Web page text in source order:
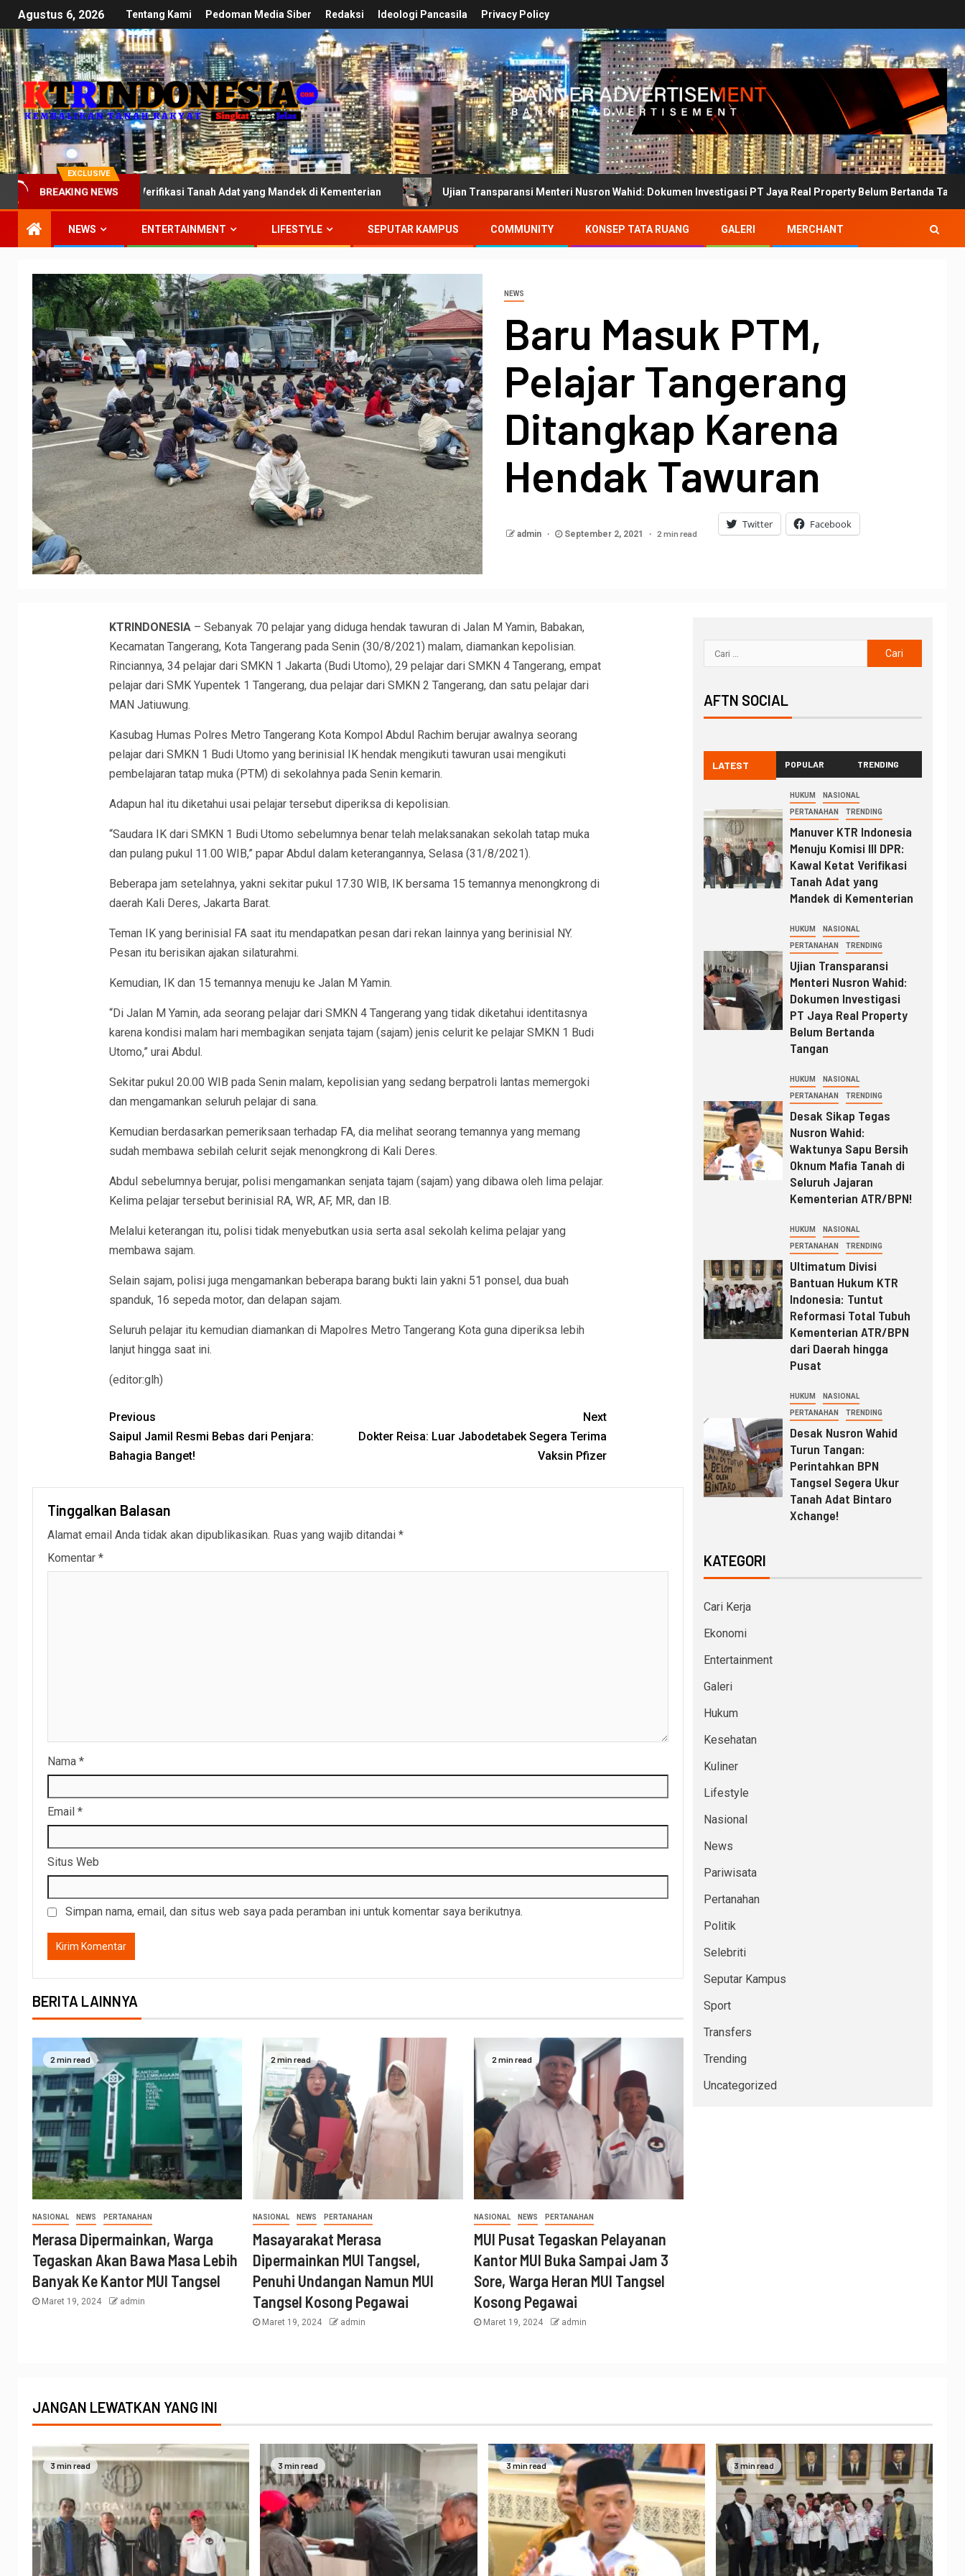
Agustus 6, 2026 Tentang Kami Pedoman Media Siber Redaksi Ideologi Pancasila Privacy Policy
EXCLUSIVE
BREAKING NEWS
Kawal Ketat Verifikasi Tanah Adat yang Mandek di Kementerian Ujian Transparansi Menteri Nusron Wahid: Dokumen Investigasi PT Jaya Real Property Belum Bertanda Tangan
NEWS ENTERTAINMENT LIFESTYLE SEPUTAR KAMPUS COMMUNITY KONSEP TATA RUANG GALERI MERCHANT
NEWS
Baru Masuk PTM,
Pelajar Tangerang
Ditangkap Karena
Hendak Tawuran
admin September 2, 2021 2 min read
Twitter Facebook
KTRINDONESIA– Sebanyak 70 pelajar yang diduga hendak tawuran di Jalan M Yamin, Babakan,
Kecamatan Tangerang, Kota Tangerang pada Senin (30/8/2021) malam, diamankan kepolisian.
Rinciannya, 34 pelajar dari SMKN 1 Jakarta (Budi Utomo), 29 pelajar dari SMKN 4 Tangerang, empat
pelajar dari SMK Yupentek 1 Tangerang, dua pelajar dari SMKN 2 Tangerang, dan satu pelajar dari
MAN Jatiuwung.
Kasubag Humas Polres Metro Tangerang Kota Kompol Abdul Rachim berujar awalnya seorang
pelajar dari SMKN 1 Budi Utomo yang berinisial IK hendak mengikuti tawuran usai mengikuti
pembelajaran tatap muka (PTM) di sekolahnya pada Senin kemarin.
Adapun hal itu diketahui usai pelajar tersebut diperiksa di kepolisian.
“Saudara IK dari SMKN 1 Budi Utomo sebelumnya benar telah melaksanakan sekolah tatap muka
dan pulang pukul 11.00 WIB,” papar Abdul dalam keterangannya, Selasa (31/8/2021).
Beberapa jam setelahnya, yakni sekitar pukul 17.30 WIB, IK bersama 15 temannya menongkrong di
daerah Kali Deres, Jakarta Barat.
Teman IK yang berinisial FA saat itu mendapatkan pesan dari rekan lainnya yang berinisial NY.
Pesan itu berisikan ajakan silaturahmi.
Kemudian, IK dan 15 temannya menuju ke Jalan M Yamin.
“Di Jalan M Yamin, ada seorang pelajar dari SMKN 4 Tangerang yang tidak diketahui identitasnya
karena kondisi malam hari membagikan senjata tajam (sajam) jenis celurit ke pelajar SMKN 1 Budi
Utomo,” urai Abdul.
Sekitar pukul 20.00 WIB pada Senin malam, kepolisian yang sedang berpatroli lantas memergoki
dan mengamankan seluruh pelajar di sana.
Kemudian berdasarkan pemeriksaan terhadap FA, dia melihat seorang temannya yang memang
sudah membawa sebilah celurit sejak menongkrong di Kali Deres.
Abdul sebelumnya berujar, polisi mengamankan senjata tajam (sajam) yang dibawa oleh lima pelajar.
Kelima pelajar tersebut berinisial RA, WR, AF, MR, dan IB.
Melalui keterangan itu, polisi tidak menyebutkan usia serta asal sekolah kelima pelajar yang
membawa sajam.
Selain sajam, polisi juga mengamankan beberapa barang bukti lain yakni 51 ponsel, dua buah
spanduk, 16 sepeda motor, dan delapan sajam.
Seluruh pelajar itu kemudian diamankan di Mapolres Metro Tangerang Kota guna diperiksa lebih
lanjut hingga saat ini.
(editor:glh)
Previous
Saipul Jamil Resmi Bebas dari Penjara:
Bahagia Banget!
Next
Dokter Reisa: Luar Jabodetabek Segera Terima
Vaksin Pfizer
Tinggalkan Balasan
Alamat email Anda tidak akan dipublikasikan. Ruas yang wajib ditandai *
Komentar *
Nama *
Email *
Situs Web
Simpan nama, email, dan situs web saya pada peramban ini untuk komentar saya berikutnya.
BERITA LAINNYA
2 min read
NASIONAL NEWS PERTANAHAN
Merasa Dipermainkan, Warga
Tegaskan Akan Bawa Masa Lebih
Banyak Ke Kantor MUI Tangsel
Maret 19, 2024 admin
2 min read
NASIONAL NEWS PERTANAHAN
Masayarakat Merasa
Dipermainkan MUI Tangsel,
Penuhi Undangan Namun MUI
Tangsel Kosong Pegawai
Maret 19, 2024 admin
2 min read
NASIONAL NEWS PERTANAHAN
MUI Pusat Tegaskan Pelayanan
Kantor MUI Buka Sampai Jam 3
Sore, Warga Heran MUI Tangsel
Kosong Pegawai
Maret 19, 2024 admin
AFTN SOCIAL
LATEST POPULAR TRENDING
HUKUM NASIONAL
PERTANAHAN TRENDING
Manuver KTR Indonesia
Menuju Komisi III DPR:
Kawal Ketat Verifikasi
Tanah Adat yang
Mandek di Kementerian
HUKUM NASIONAL
PERTANAHAN TRENDING
Ujian Transparansi
Menteri Nusron Wahid:
Dokumen Investigasi
PT Jaya Real Property
Belum Bertanda
Tangan
HUKUM NASIONAL
PERTANAHAN TRENDING
Desak Sikap Tegas
Nusron Wahid:
Waktunya Sapu Bersih
Oknum Mafia Tanah di
Seluruh Jajaran
Kementerian ATR/BPN!
HUKUM NASIONAL
PERTANAHAN TRENDING
Ultimatum Divisi
Bantuan Hukum KTR
Indonesia: Tuntut
Reformasi Total Tubuh
Kementerian ATR/BPN
dari Daerah hingga
Pusat
HUKUM NASIONAL
PERTANAHAN TRENDING
Desak Nusron Wahid
Turun Tangan:
Perintahkan BPN
Tangsel Segera Ukur
Tanah Adat Bintaro
Xchange!
KATEGORI
Cari Kerja
Ekonomi
Entertainment
Galeri
Hukum
Kesehatan
Kuliner
Lifestyle
Nasional
News
Pariwisata
Pertanahan
Politik
Selebriti
Seputar Kampus
Sport
Transfers
Trending
Uncategorized
JANGAN LEWATKAN YANG INI
3 min read 3 min read 3 min read 3 min read